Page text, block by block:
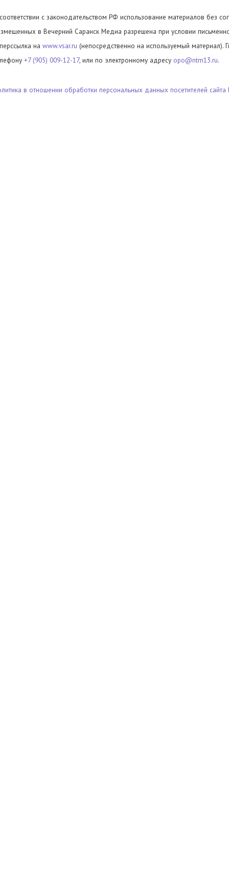
с законодательством РФ использование материалов без
в Вечерний Саранск Медиа разрешена при условии
на www.vsar.ru (непосредственно на используемый материал).
+7 (905) 009-12-17, или по электронному адресу opo@ntm13.ru.
в отношении обработки персональных данных посетителей